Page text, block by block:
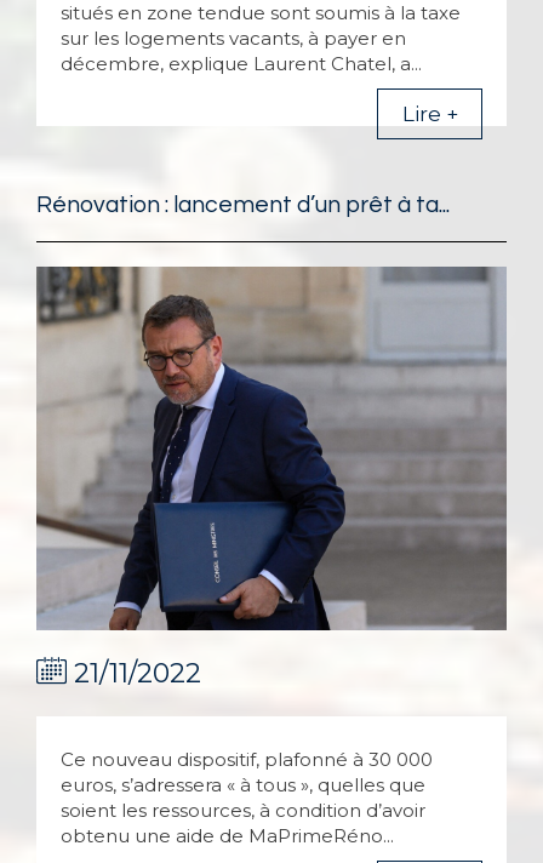
situés en zone tendue sont soumis à la taxe
sur les logements vacants, à payer en
décembre, explique Laurent Chatel, a...
Lire +
Rénovation : lancement d’un prêt à ta...
21/11/2022
Ce nouveau dispositif, plafonné à 30 000
euros, s’adressera « à tous », quelles que
soient les ressources, à condition d’avoir
obtenu une aide de MaPrimeRéno...